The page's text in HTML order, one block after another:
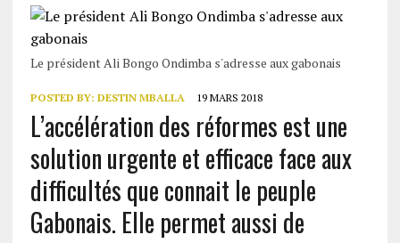
Le président Ali Bongo Ondimba s'adresse aux gabonais
POSTED BY: DESTIN MBALLA 19 MARS 2018
L’accélération des réformes est une
solution urgente et efficace face aux
difficultés que connait le peuple
Gabonais. Elle permet aussi de